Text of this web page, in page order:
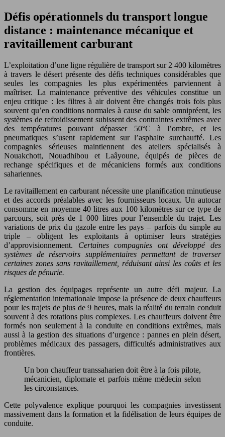
Défis opérationnels du transport longue
distance : maintenance mécanique et
ravitaillement carburant
L’exploitation d’une ligne régulière de transport sur 2 400 kilomètres
à travers le désert présente des défis techniques considérables que
seules les compagnies les plus expérimentées parviennent à
maîtriser. La maintenance préventive des véhicules constitue un
enjeu critique : les filtres à air doivent être changés trois fois plus
souvent qu’en conditions normales à cause du sable omnipréent, les
systèmes de refroidissement subissent des contraintes extrêmes avec
des températures pouvant dépasser 50°C à l’ombre, et les
pneumatiques s’usent rapidement sur l’asphalte surchauffé. Les
compagnies sérieuses maintiennent des ateliers spécialisés à
Nouakchott, Nouadhibou et Laâyoune, équipés de pièces de
rechange spécifiques et de mécaniciens formés aux conditions
sahariennes.
Le ravitaillement en carburant nécessite une planification minutieuse
et des accords préalables avec les fournisseurs locaux. Un autocar
consomme en moyenne 40 litres aux 100 kilomètres sur ce type de
parcours, soit près de 1 000 litres pour l’ensemble du trajet. Les
variations de prix du gazole entre les pays – parfois du simple au
triple – obligent les exploitants à optimiser leurs stratégies
d’approvisionnement. Certaines compagnies ont développé des
systèmes de réservoirs supplémentaires permettant de traverser
certaines zones sans ravitaillement, réduisant ainsi les coûts et les
risques de pénurie.
La gestion des équipages représente un autre défi majeur. La
réglementation internationale impose la présence de deux chauffeurs
pour les trajets de plus de 9 heures, mais la réalité du terrain conduit
souvent à des rotations plus complexes. Les chauffeurs doivent être
formés non seulement à la conduite en conditions extrêmes, mais
aussi à la gestion des situations d’urgence : pannes en plein désert,
problèmes médicaux des passagers, difficultés administratives aux
frontières.
Un bon chauffeur transsaharien doit être à la fois pilote,
mécanicien, diplomate et parfois même médecin selon
les circonstances.
Cette polyvalence explique pourquoi les compagnies investissent
massivement dans la formation et la fidélisation de leurs équipes de
conduite.